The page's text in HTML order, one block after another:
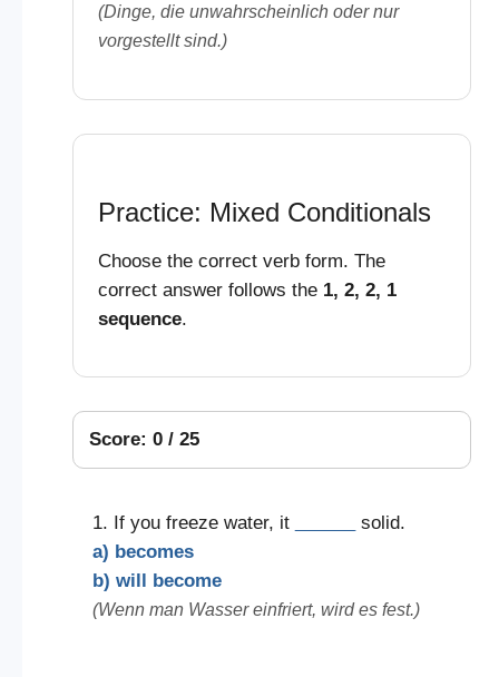
(Dinge, die unwahrscheinlich oder nur
vorgestellt sind.)
Practice: Mixed Conditionals
Choose the correct verb form. The
correct answer follows the 1, 2, 2, 1
sequence.
Score: 0 / 25
1. If you freeze water, it
solid.
a) becomes
b) will become
(Wenn man Wasser einfriert, wird es fest.)